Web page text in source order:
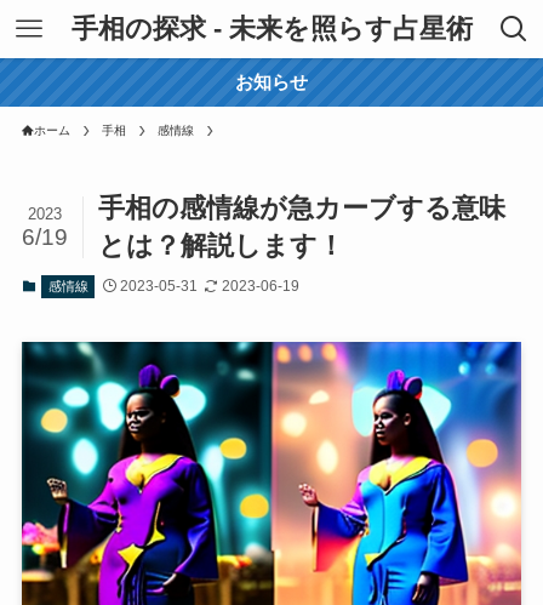
手相の探求 - 未来を照らす占星術
お知らせ
ホーム 手相 感情線
手相の感情線が急カーブする意味
とは？解説します！
2023
6/19
感情線 2023-05-31 2023-06-19